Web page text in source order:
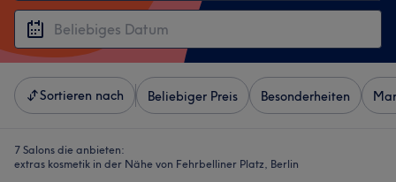
Sortieren nach Beliebiger Preis Besonderheiten
7 Salons die anbieten:
extras kosmetik in der Nähe von Fehrbelliner Platz, Berlin